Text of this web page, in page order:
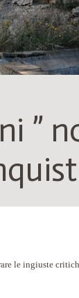
”
le ingiuste